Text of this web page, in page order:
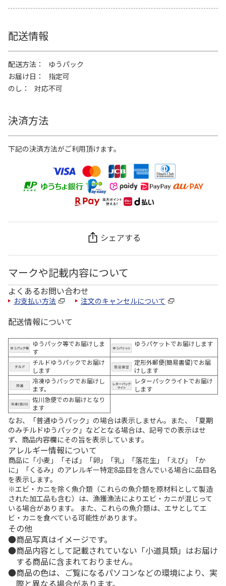
配送情報
配送方法
ゆうパック
お届け日
指定可
のし
対応不可
決済方法
下記の決済方法がご利用頂けます。
シェアする
マークや記載内容について
よくあるお問い合わせ
お支払い方法 注文のキャンセルについて
配送情報について
ゆうパック等でお届けしま
す
ゆうパケットでお届けします
チルドゆうパックでお届け
します
定形外郵便(簡易書留)でお届
けします
冷凍ゆうパックでお届けし
ます。
レターパックライトでお届け
します
佐川急便でのお届けとなり
ます
なお、「普通ゆうパック」の場合は表示しません。また、「夏期
のみチルドゆうパック」などとなる場合は、記号での表示はせ
ず、商品内容欄にその旨を表示しています。
アレルギー情報について
商品に「小麦」「そば」「卵」「乳」「落花生」「えび」「か
に」「くるみ」のアレルギー特定8品目を含んでいる場合に品目名
を表示します。
※エビ・カニを除く魚介類（これらの魚介類を原材料として製造
された加工品も含む）は、漁獲漁法によりエビ・カニが混じって
いる場合があります。 また、これらの魚介類は、エサとしてエ
ビ・カニを食べている可能性があります。
その他
商品写真はイメージです。
商品内容として記載されていない「小道具類」はお届け
する商品に含まれておりません。
商品の色は、ご覧になるパソコンなどの環境により、実
際と異なる場合があります。